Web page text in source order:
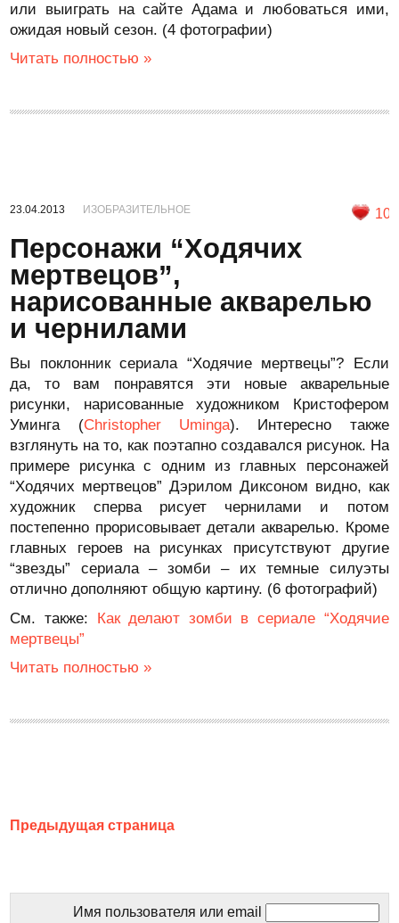
или выиграть на сайте Адама и любоваться ими,
ожидая новый сезон. (4 фотографии)
Читать полностью »
23.04.2013 ИЗОБРАЗИТЕЛЬНОЕ 10
Персонажи “Ходячих
мертвецов”,
нарисованные акварелью
и чернилами
Вы поклонник сериала “Ходячие мертвецы”? Если
да, то вам понравятся эти новые акварельные
рисунки, нарисованные художником Кристофером
Уминга (Christopher Uminga). Интересно также
взглянуть на то, как поэтапно создавался рисунок. На
примере рисунка с одним из главных персонажей
“Ходячих мертвецов” Дэрилом Диксоном видно, как
художник сперва рисует чернилами и потом
постепенно прорисовывает детали акварелью. Кроме
главных героев на рисунках присутствуют другие
“звезды” сериала – зомби – их темные силуэты
отлично дополняют общую картину. (6 фотографий)
См. также: Как делают зомби в сериале “Ходячие
мертвецы”
Читать полностью »
Предыдущая страница
Имя пользователя или email